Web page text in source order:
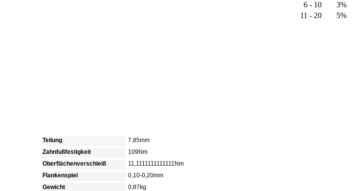
6 - 10
3%
11 - 20
5%
Teilung
7,85mm
Zahnfußfestigkeit
109Nm
Oberflächenverschleiß
11,1111111111111Nm
Flankenspiel
0,10-0,20mm
Gewicht
0,87kg